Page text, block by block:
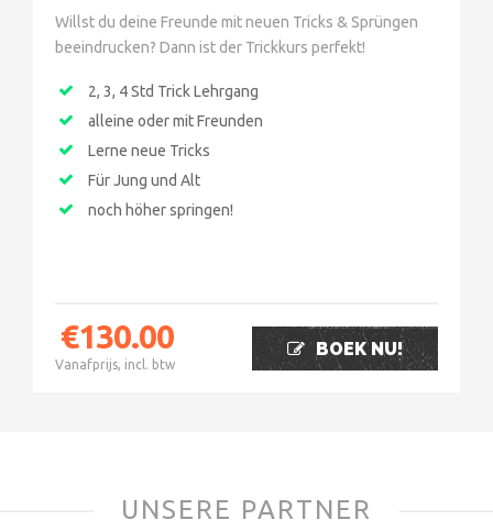
Willst du deine Freunde mit neuen Tricks & Sprüngen
beeindrucken? Dann ist der Trickkurs perfekt!
2, 3, 4 Std Trick Lehrgang
alleine oder mit Freunden
Lerne neue Tricks
Für Jung und Alt
noch höher springen!
€130.00
Vanafprijs, incl. btw
BOEK NU!
UNSERE PARTNER